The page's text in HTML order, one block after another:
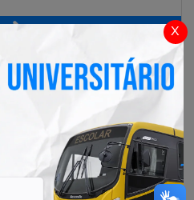
x
Pública